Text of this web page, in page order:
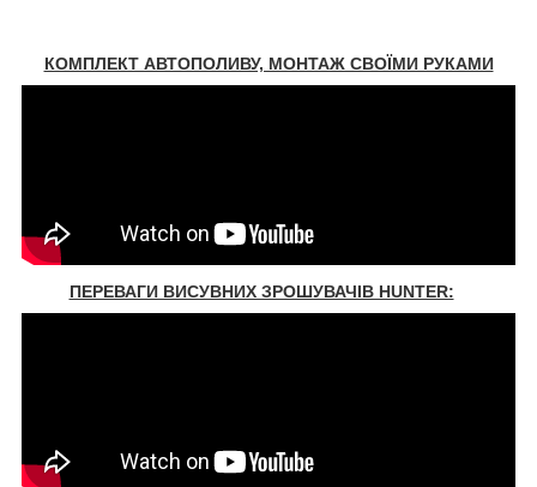
КОМПЛЕКТ АВТОПОЛИВУ, МОНТАЖ СВОЇМИ РУКАМИ
ПЕРЕВАГИ ВИСУВНИХ ЗРОШУВАЧІВ HUNTER: